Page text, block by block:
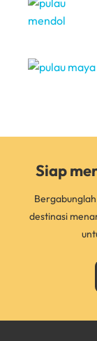
Siap
destinasi